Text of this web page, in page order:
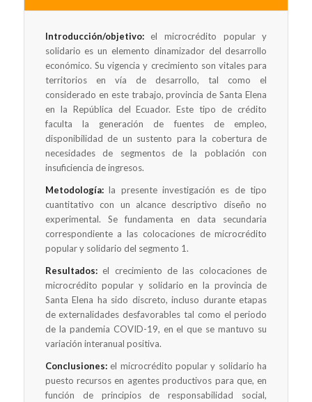
Introducción/objetivo:el microcrédito popular y
solidario es un elemento dinamizador del desarrollo
económico. Su vigencia y crecimiento son vitales para
territorios en vía de desarrollo, tal como el
considerado en este trabajo, provincia de Santa Elena
en la República del Ecuador. Este tipo de crédito
faculta la generación de fuentes de empleo,
disponibilidad de un sustento para la cobertura de
necesidades de segmentos de la población con
insuficiencia de ingresos.
Metodología:la presente investigación es de tipo
cuantitativo con un alcance descriptivo diseño no
experimental. Se fundamenta en data secundaria
correspondiente a las colocaciones de microcrédito
popular y solidario del segmento 1.
Resultados:el crecimiento de las colocaciones de
microcrédito popular y solidario en la provincia de
Santa Elena ha sido discreto, incluso durante etapas
de externalidades desfavorables tal como el periodo
de la pandemia COVID-19, en el que se mantuvo su
variación interanual positiva.
Conclusiones:el microcrédito popular y solidario ha
puesto recursos en agentes productivos para que, en
función de principios de responsabilidad social,